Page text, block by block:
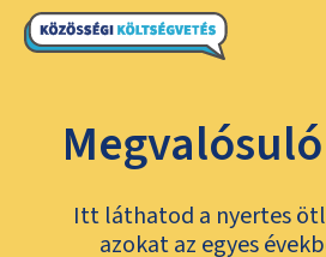
Itt láthatod a nyertes
azokat az egyes